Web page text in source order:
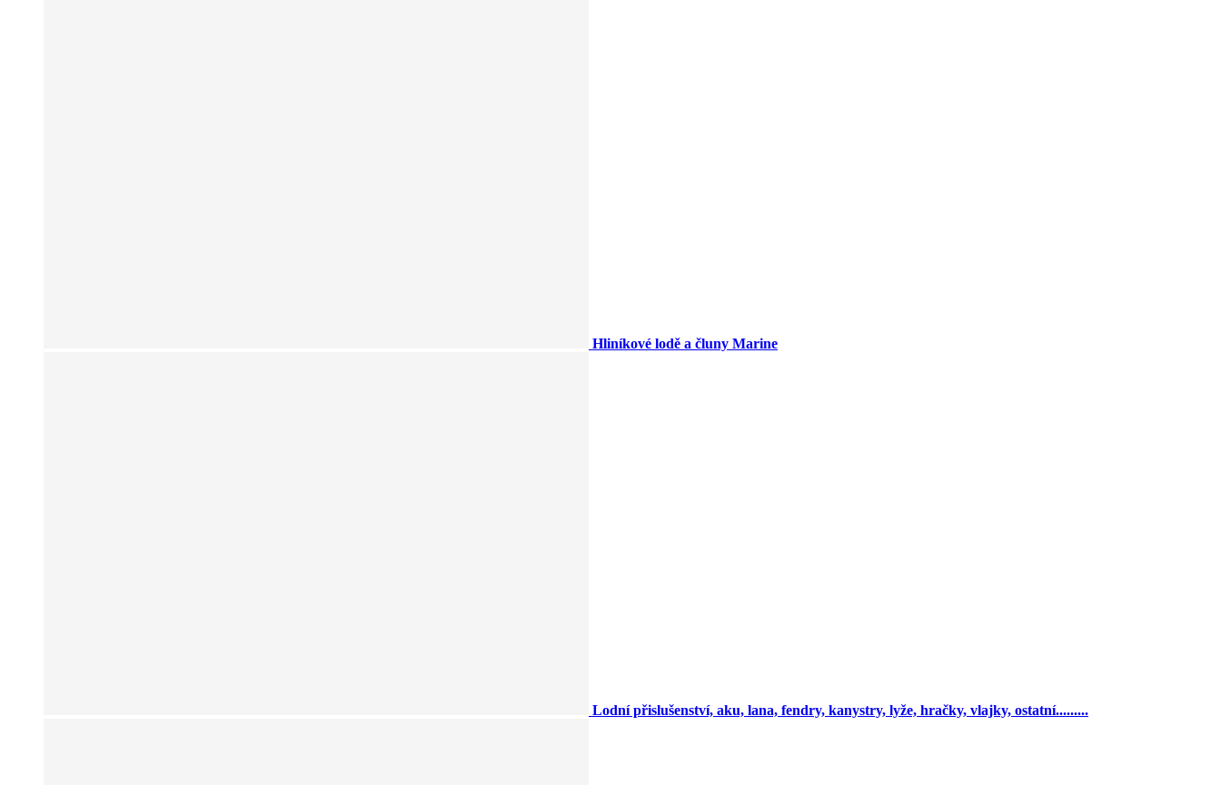
Hliníkové lodě a čluny Marine
Lodní přislušenství, aku, lana, fendry, kanystry, lyže, hračky, vlajky, ostatní.........